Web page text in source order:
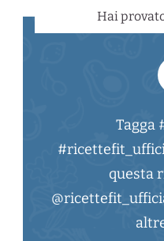
Hai
Tagga
questa